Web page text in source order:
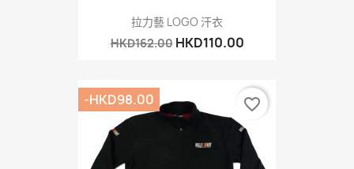
拉力藝 LOGO 汗衣
HKD162.00 HKD110.00
-HKD98.00 favorite_border